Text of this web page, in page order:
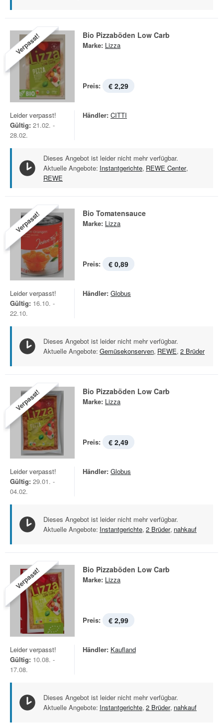
Verpasst! Bio Pizzaböden Low Carb
Marke: Lizza
Preis: € 2,29
Leider verpasst!
Gültig: 21.02. -
28.02.
Händler: CITTI
Dieses Angebot ist leider nicht mehr verfügbar.
Aktuelle Angebote: Instantgerichte, REWE Center,
REWE
Verpasst! Bio Tomatensauce
Marke: Lizza
Preis: € 0,89
Leider verpasst!
Gültig: 16.10. -
22.10.
Händler: Globus
Dieses Angebot ist leider nicht mehr verfügbar.
Aktuelle Angebote: Gemüsekonserven, REWE, 2 Brüder
Verpasst! Bio Pizzaböden Low Carb
Marke: Lizza
Preis: € 2,49
Leider verpasst!
Gültig: 29.01. -
04.02.
Händler: Globus
Dieses Angebot ist leider nicht mehr verfügbar.
Aktuelle Angebote: Instantgerichte, 2 Brüder, nahkauf
Verpasst! Bio Pizzaböden Low Carb
Marke: Lizza
Preis: € 2,99
Leider verpasst!
Gültig: 10.08. -
17.08.
Händler: Kaufland
Dieses Angebot ist leider nicht mehr verfügbar.
Aktuelle Angebote: Instantgerichte, 2 Brüder, nahkauf